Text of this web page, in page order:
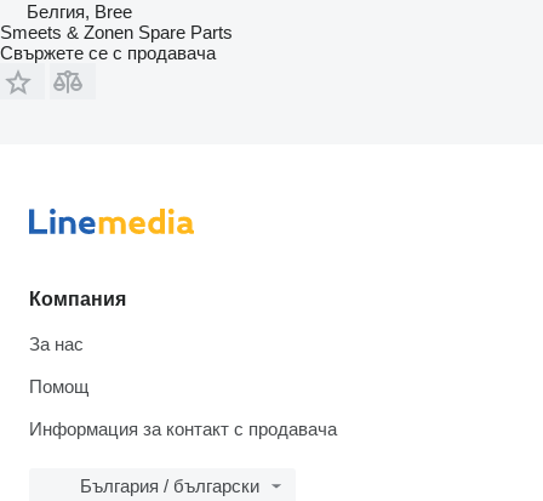
Белгия, Bree
Smeets & Zonen Spare Parts
Свържете се с продавача
Компания
За нас
Помощ
Информация за контакт с продавача
България / български